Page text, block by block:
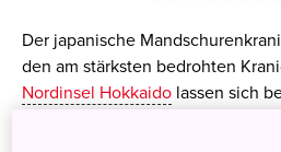
Der japanische
den am stärksten bedrohten
Nordinsel Hokkaidolassen sich